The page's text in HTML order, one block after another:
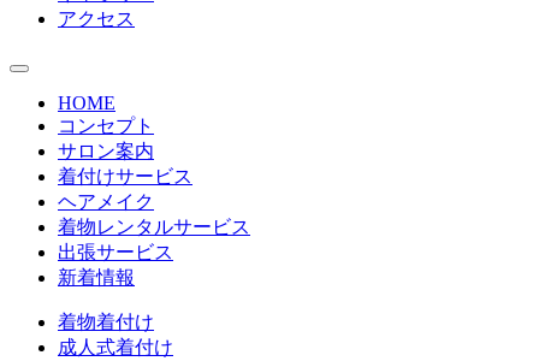
アクセス
HOME
コンセプト
サロン案内
着付けサービス
ヘアメイク
着物レンタルサービス
出張サービス
新着情報
着物着付け
成人式着付け